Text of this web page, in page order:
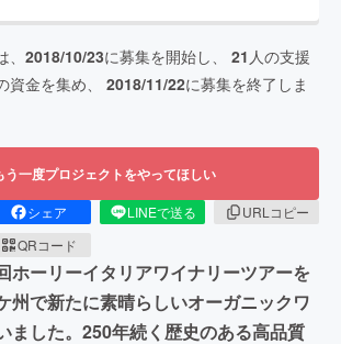
2018/10/23に募集を開始し、 21 人の支援
資金を集め、 2018/11/22に募集を終了しま
う一度プロジェクトをやってほしい
シェア LINEで送る
URLコピー
QRコード
ホーリーイタリアワイナリーツアーを
州で新たに素晴らしいオーガニックワ
ました。250年続く歴史のある高品質